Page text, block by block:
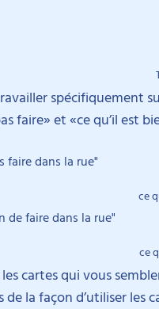
spécifiquement
faire» et «ce qu’il est
ce
ce
cartes qui vous
de la façon d’utiliser